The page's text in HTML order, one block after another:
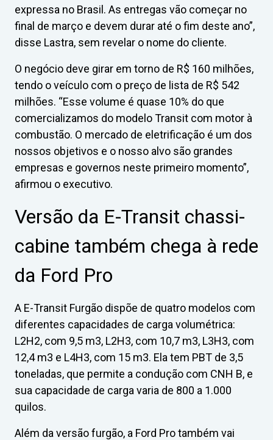
expressa no Brasil. As entregas vão começar no
final de março e devem durar até o fim deste ano”,
disse Lastra, sem revelar o nome do cliente.
O negócio deve girar em torno de R$ 160 milhões,
tendo o veículo com o preço de lista de R$ 542
milhões. “Esse volume é quase 10% do que
comercializamos do modelo Transit com motor à
combustão. O mercado de eletrificação é um dos
nossos objetivos e o nosso alvo são grandes
empresas e governos neste primeiro momento”,
afirmou o executivo.
Versão da E-Transit chassi-
cabine também chega à rede
da Ford Pro
A E-Transit Furgão dispõe de quatro modelos com
diferentes capacidades de carga volumétrica:
L2H2, com 9,5 m3, L2H3, com 10,7 m3, L3H3, com
12,4 m3 e L4H3, com 15 m3. Ela tem PBT de 3,5
toneladas, que permite a condução com CNH B, e
sua capacidade de carga varia de 800 a 1.000
quilos.
Além da versão furgão, a Ford Pro também vai